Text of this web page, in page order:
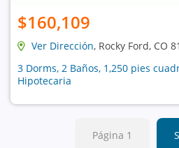
$160,109
Ver Dirección, Rocky Ford, CO
3 Dorms, 2 Baños, 1,250 pies
Hipotecaria
Página 1